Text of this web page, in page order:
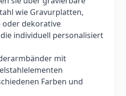
wie Gravurplatten,
oder dekorative
individuell personalisiert
mit
Farben und